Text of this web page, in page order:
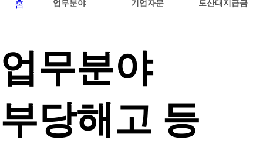
업무분야 기업자문 도산대지급금
업무분야
부당해고 등